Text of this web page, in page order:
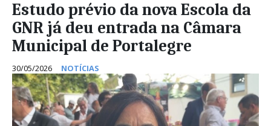
Estudo prévio da nova Escola da
GNR já deu entrada na Câmara
Municipal de Portalegre
30/05/2026 NOTÍCIAS